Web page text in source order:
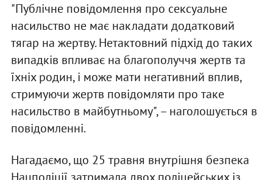
"Публічне повідомлення про сексуальне
насильство не має накладати додатковий
тягар на жертву. Нетактовний підхід до таких
випадків впливає на благополуччя жертв та
їхніх родин, і може мати негативний вплив,
стримуючи жертв повідомляти про таке
насильство в майбутньому", – наголошується в
повідомленні.
Нагадаємо, що 25 травня внутрішня безпека